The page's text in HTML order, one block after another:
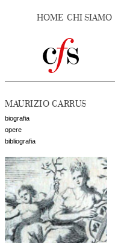
HOME CHI SIAMO
MAURIZIO CARRUS
biografia
opere
bibliografia